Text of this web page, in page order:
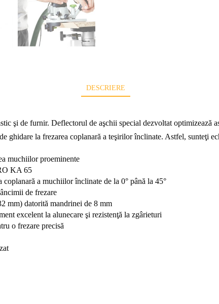
DESCRIERE
şi de furnir. Deflectorul de aşchii special dezvoltat optimizează
ghidare la frezarea coplanară a teşirilor înclinate. Astfel, sunteţi
muchiilor proeminente
KA 65
a muchiilor înclinate de la 0° până la 45°
de frezare
mm) datorită mandrinei de 8 mm
excelent la alunecare şi rezistenţă la zgârieturi
o frezare precisă